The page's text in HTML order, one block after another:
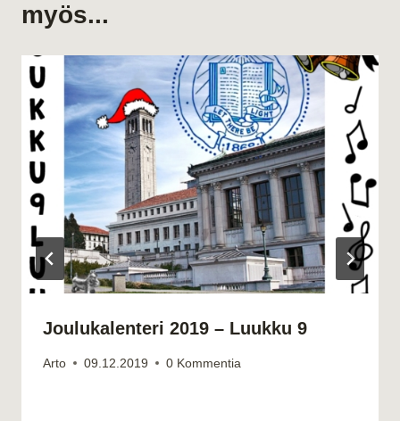
myös...
Joulukalenteri 2019 – Luukku 9
Arto 09.12.2019 0 Kommentia